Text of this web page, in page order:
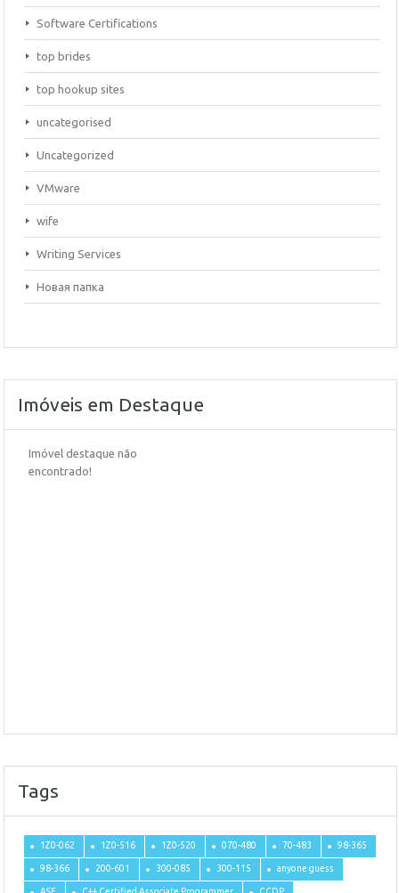
Software Certifications
top brides
top hookup sites
uncategorised
Uncategorized
VMware
wife
Writing Services
Новая папка
Imóveis em Destaque
Imóvel destaque não
encontrado!
Tags
1Z0-062 1Z0-516 1Z0-520 070-480 70-483 98-365
98-366 200-601 300-085 300-115 anyone guess